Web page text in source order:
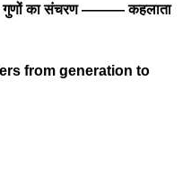
गुणों का संचरण ——— कहलाता
from generation to